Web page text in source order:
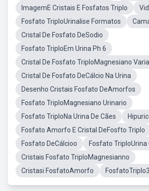
ImagemE Cristais E Fosfatos Triplo
Fosfato TriploUrinalise Formatos
Cristal De Fosfato DeSodio
Fosfato TriploEm Urina Ph 6
Cristal De Fosfato TriploMagnesiano
Cristal De Fosfato DeCálcio Na Urina
Desenho Cristais Fosfato DeAmorfos
Fosfato TriploMagnesiano Urinario
Fosfato TriploNa Urina De Cães
Fosfato Amorfo E Cristal DeFosfto Triplo
Fosfato DeCálcioo
Fosfato TriploUrina
Cristais Fosfato TriploMagnesianno
Cristasi FosfatoAmorfo
FosfatoTriplo3